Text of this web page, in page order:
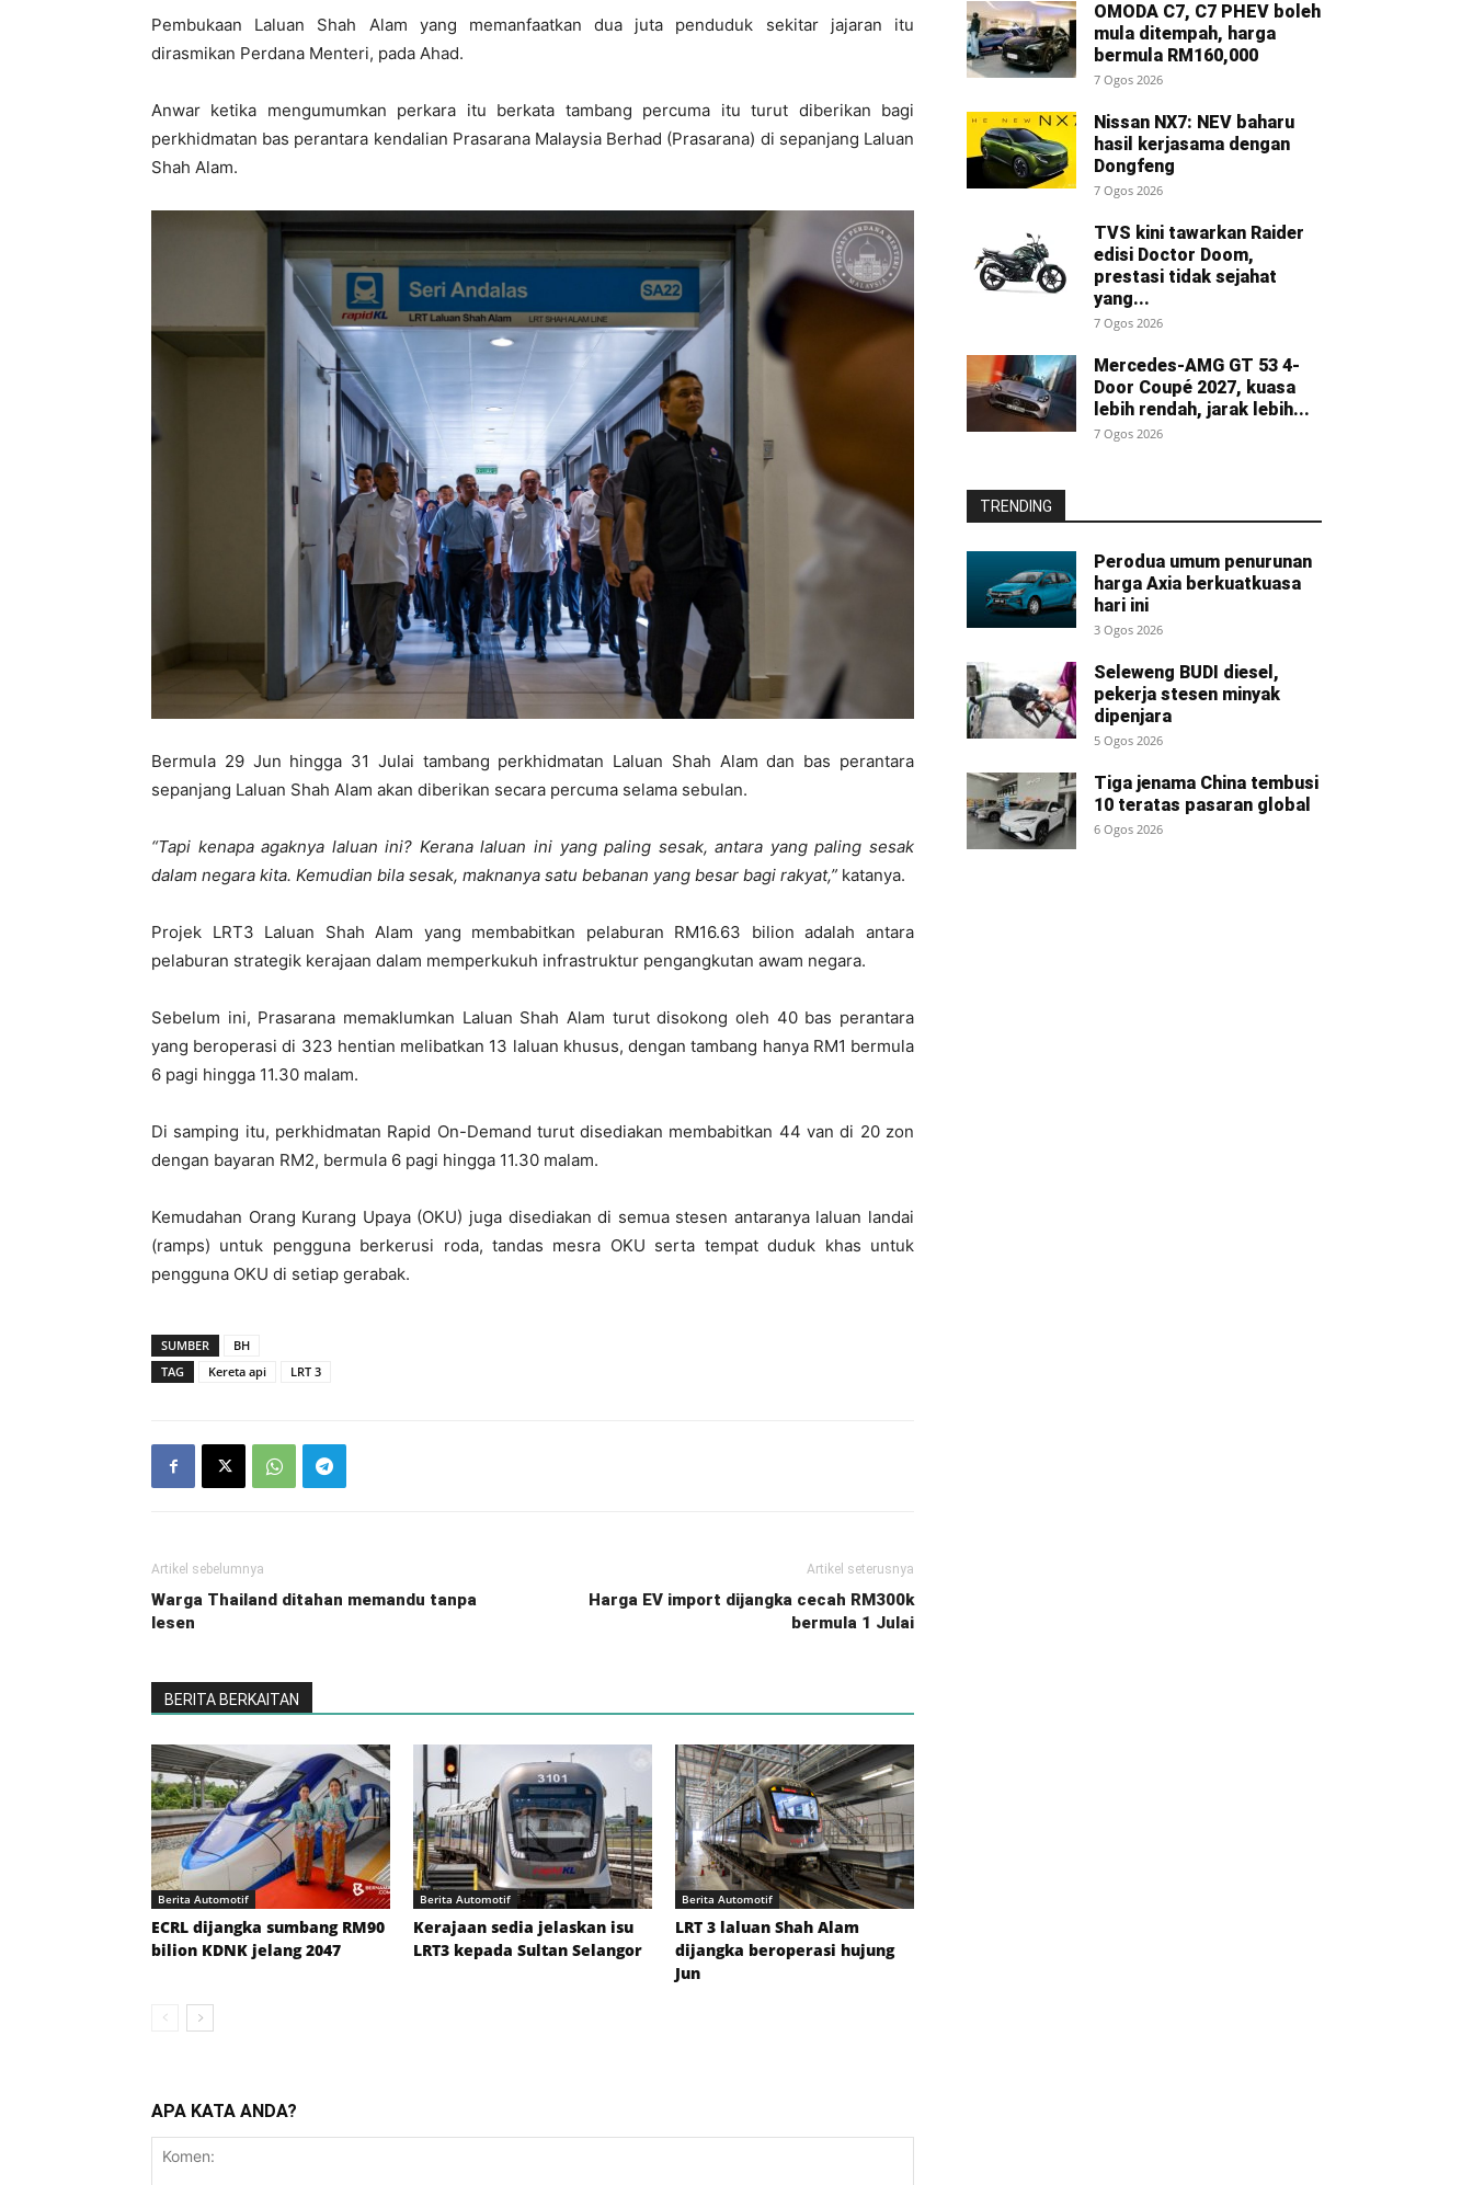
Pembukaan Laluan Shah Alam yang memanfaatkan dua juta penduduk sekitar jajaran itu
dirasmikan Perdana Menteri, pada Ahad.
Anwar ketika mengumumkan perkara itu berkata tambang percuma itu turut diberikan bagi
perkhidmatan bas perantara kendalian Prasarana Malaysia Berhad (Prasarana) di sepanjang Laluan
Shah Alam.
Bermula 29 Jun hingga 31 Julai tambang perkhidmatan Laluan Shah Alam dan bas perantara
sepanjang Laluan Shah Alam akan diberikan secara percuma selama sebulan.
“Tapi kenapa agaknya laluan ini? Kerana laluan ini yang paling sesak, antara yang paling sesak
dalam negara kita. Kemudian bila sesak, maknanya satu bebanan yang besar bagi rakyat,” katanya.
Projek LRT3 Laluan Shah Alam yang membabitkan pelaburan RM16.63 bilion adalah antara
pelaburan strategik kerajaan dalam memperkukuh infrastruktur pengangkutan awam negara.
Sebelum ini, Prasarana memaklumkan Laluan Shah Alam turut disokong oleh 40 bas perantara
yang beroperasi di 323 hentian melibatkan 13 laluan khusus, dengan tambang hanya RM1 bermula
6 pagi hingga 11.30 malam.
Di samping itu, perkhidmatan Rapid On-Demand turut disediakan membabitkan 44 van di 20 zon
dengan bayaran RM2, bermula 6 pagi hingga 11.30 malam.
Kemudahan Orang Kurang Upaya (OKU) juga disediakan di semua stesen antaranya laluan landai
(ramps) untuk pengguna berkerusi roda, tandas mesra OKU serta tempat duduk khas untuk
pengguna OKU di setiap gerabak.
SUMBER
BH
TAG
Kereta api LRT 3
Artikel sebelumnya
Warga Thailand ditahan memandu tanpa
lesen
Artikel seterusnya
Harga EV import dijangka cecah RM300k
bermula 1 Julai
BERITA BERKAITAN
Berita Automotif
ECRL dijangka sumbang RM90
bilion KDNK jelang 2047
Berita Automotif
Kerajaan sedia jelaskan isu
LRT3 kepada Sultan Selangor
Berita Automotif
LRT 3 laluan Shah Alam
dijangka beroperasi hujung
Jun
APA KATA ANDA?
OMODA C7, C7 PHEV boleh
mula ditempah, harga
bermula RM160,000
7 Ogos 2026
Nissan NX7: NEV baharu
hasil kerjasama dengan
Dongfeng
7 Ogos 2026
TVS kini tawarkan Raider
edisi Doctor Doom,
prestasi tidak sejahat
yang...
7 Ogos 2026
Mercedes-AMG GT 53 4-
Door Coupé 2027, kuasa
lebih rendah, jarak lebih...
7 Ogos 2026
TRENDING
Perodua umum penurunan
harga Axia berkuatkuasa
hari ini
3 Ogos 2026
Seleweng BUDI diesel,
pekerja stesen minyak
dipenjara
5 Ogos 2026
Tiga jenama China tembusi
10 teratas pasaran global
6 Ogos 2026